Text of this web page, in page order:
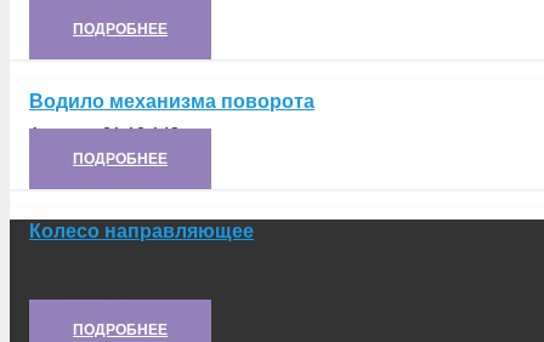
ПОДРОБНЕЕ
Водило механизма поворота
Артикул:21.10.148
ПОДРОБНЕЕ
Колесо направляющее
19 000₽
ПОДРОБНЕЕ